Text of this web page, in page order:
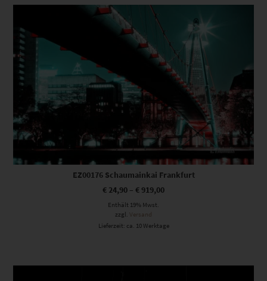
Dieses Produkt weist mehrere Varianten auf. Die Optionen können auf der Produktseite gewählt werden
EZ00176 Schaumainkai Frankfurt
€ 24,90 – € 919,00
Enthält 19% Mwst.
zzgl. Versand
Lieferzeit: ca. 10 Werktage
Dieses Produkt weist mehrere Varianten auf. Die Optionen können auf der Produktseite gewählt werden